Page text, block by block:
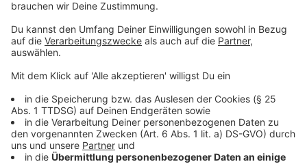
Kommissionierung, möglichst im Lebensmittelbereich
ist erwünscht. Neben Erfahrung in der Be- und
Entladung von LKW sollte die Bereitschaft zur Arbeit
im temperierten Kühl- und Tiefkühlbereich vorhanden
sein. Gute Deutschkenntnisse, eine selbständige
Belastbarkeit und Dynamik runden das Profil ab.
Ansprechpartnerin im gemeinsamen Arbeitgeber-
Service der Agentur für Arbeit Wesel und des
Jobcenters Kreis Wesel: Frau Herbers-Bohlen, Tel.